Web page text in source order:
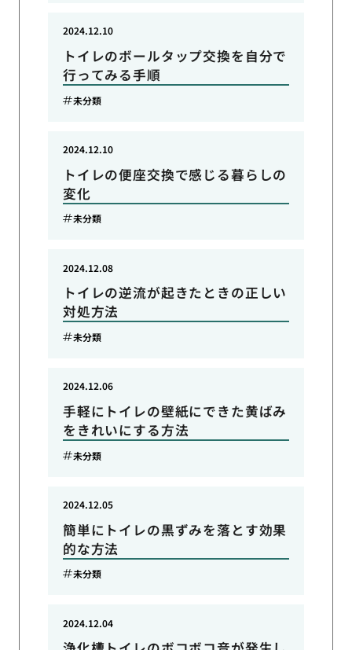
トイレのボールタップ交換を自分で
行ってみる手順
2024.12.10
未分類
トイレの便座交換で感じる暮らしの
変化
2024.12.10
未分類
トイレの逆流が起きたときの正しい
対処方法
2024.12.08
未分類
手軽にトイレの壁紙にできた黄ばみ
をきれいにする方法
2024.12.06
未分類
簡単にトイレの黒ずみを落とす効果
的な方法
2024.12.05
未分類
2024.12.04